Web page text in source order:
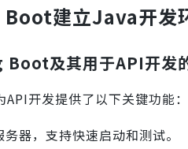
建立Java开发
及其用于API开发
开发提供了以下关键功能：
器，支持快速启动和测试。